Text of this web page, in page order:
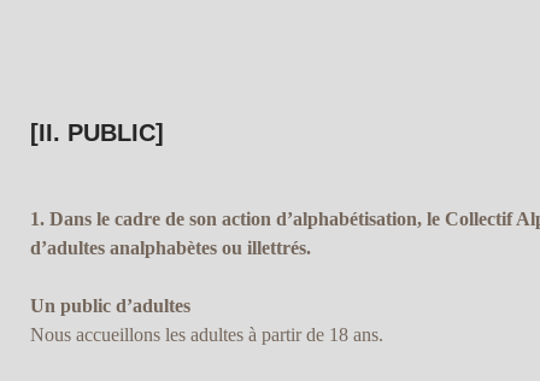
[II. PUBLIC]
1. Dans le cadre de son action d’alphabétisation, le Collectif
d’adultes analphabètes ou illettrés.
Un public d’adultes
Nous accueillons les adultes à partir de 18 ans.